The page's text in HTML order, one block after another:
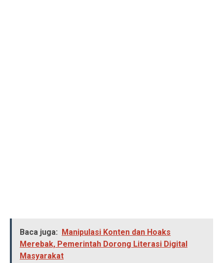
Baca juga: Manipulasi Konten dan Hoaks
Merebak, Pemerintah Dorong Literasi Digital
Masyarakat